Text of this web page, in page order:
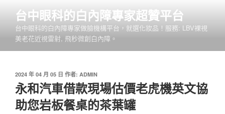
內
台中眼科的白內障專家超贊平台
台中眼科的白內障專家做臉機構平台，就選化妝品！服務: LBV裸視
美老花近視雷射, 飛秒微創白內障。
發
佈
於
2024 年 04 月 05 日 作者: ADMIN
永和汽車借款現場估價老虎機英文協
助您岩板餐桌的茶葉罐